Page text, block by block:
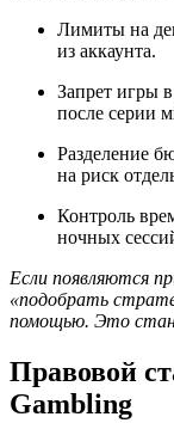
Лимиты на
из аккаунта.
Запрет игры
после серии
Разделение
на риск
Контроль
ночных
Если появляются
«подобрать
помощью. Это
Правовой
Gambling